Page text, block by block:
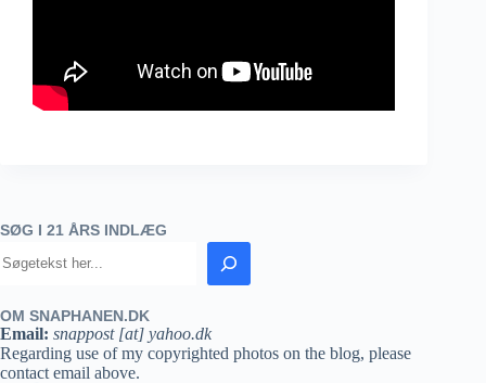
SØG I 21 ÅRS INDLÆG
OM SNAPHANEN.DK
Email: snappost [at] yahoo.dk
Regarding use of my copyrighted photos on the blog, please
contact email above.